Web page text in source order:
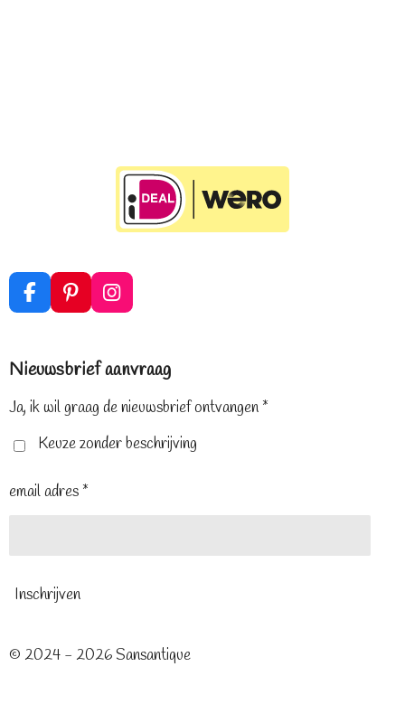
F
a
b
o
P
i
e
e
t
I
n
a
r
m
Nieuwsbrief aanvraag
Ja, ik wil graag de nieuwsbrief ontvangen *
Keuze zonder beschrijving
email adres *
Inschrijven
© 2024 - 2026 Sansantique